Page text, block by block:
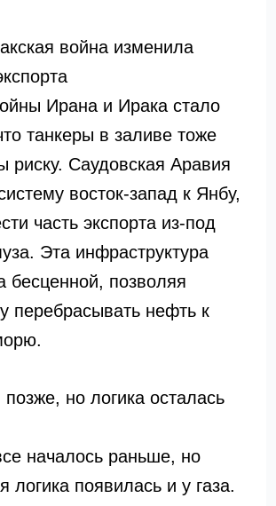
война изменила
Ирана и Ирака стало
танкеры в заливе тоже
риску. Саудовская Аравия
восток-запад к Янбу,
часть экспорта из-под
Эта инфраструктура
бесценной, позволяя
перебрасывать нефть к
но логика осталась
началось раньше, но
логика появилась и у газа.